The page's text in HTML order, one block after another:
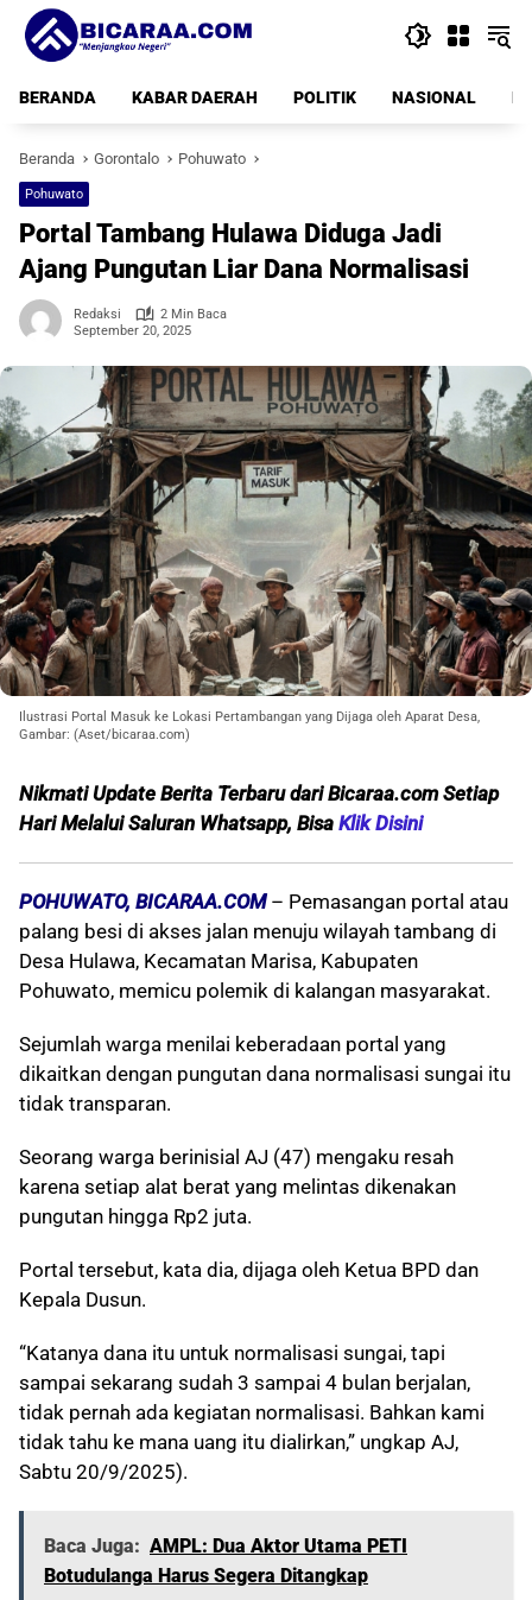
Langsung
konten
BERANDA
KABAR DAERAH POLITIK NASIONAL
Beranda Gorontalo Pohuwato
Pohuwato
Portal Tambang Hulawa Diduga Jadi
Ajang Pungutan Liar Dana Normalisasi
Redaksi
2 Min Baca
September 20, 2025
Ilustrasi Portal Masuk ke Lokasi Pertambangan yang Dijaga oleh Aparat Desa,
Gambar: (Aset/bicaraa.com)
Nikmati Update Berita Terbaru dari Bicaraa.com Setiap
Hari Melalui Saluran Whatsapp, Bisa Klik Disini
POHUWATO, BICARAA.COM– Pemasangan portal atau
palang besi di akses jalan menuju wilayah tambang di
Desa Hulawa, Kecamatan Marisa, Kabupaten
Pohuwato, memicu polemik di kalangan masyarakat.
Sejumlah warga menilai keberadaan portal yang
dikaitkan dengan pungutan dana normalisasi sungai itu
tidak transparan.
Seorang warga berinisial AJ (47) mengaku resah
karena setiap alat berat yang melintas dikenakan
pungutan hingga Rp2 juta.
Portal tersebut, kata dia, dijaga oleh Ketua BPD dan
Kepala Dusun.
“Katanya dana itu untuk normalisasi sungai, tapi
sampai sekarang sudah 3 sampai 4 bulan berjalan,
tidak pernah ada kegiatan normalisasi. Bahkan kami
tidak tahu ke mana uang itu dialirkan,” ungkap AJ,
Sabtu 20/9/2025).
Baca Juga: AMPL: Dua Aktor Utama PETI
Botudulanga Harus Segera Ditangkap